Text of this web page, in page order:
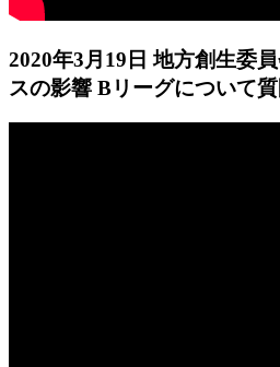
2020年3月19日 地方創生委
スの影響 Bリーグについて質